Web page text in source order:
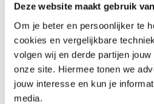
Deze website maakt gebruik
Om je beter en persoonlijker te
cookies en vergelijkbare
volgen wij en derde partijen
onze site. Hiermee tonen we
jouw interesse en kun je
media.
transformatie. AI-agenten
ondersteunen, koppelen met
teams helpen de stap te maken
uitvoering naar intelligente,
Om deze technologie effectief
professionals meer nodig dan
generatieve AI. Zij moeten